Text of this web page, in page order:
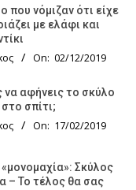
που νόμιζαν ότι είχε
με ελάφι και
On: 02/12/2019
αφήνεις το σκύλο
σπίτι;
On: 17/02/2019
Σκύλος
– Το τέλος θα σας